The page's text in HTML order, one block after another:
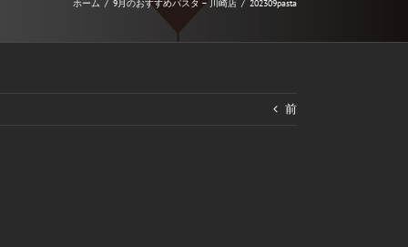
ホーム / 9月のおすすめパスタ – 川崎店 / 202309pasta
前